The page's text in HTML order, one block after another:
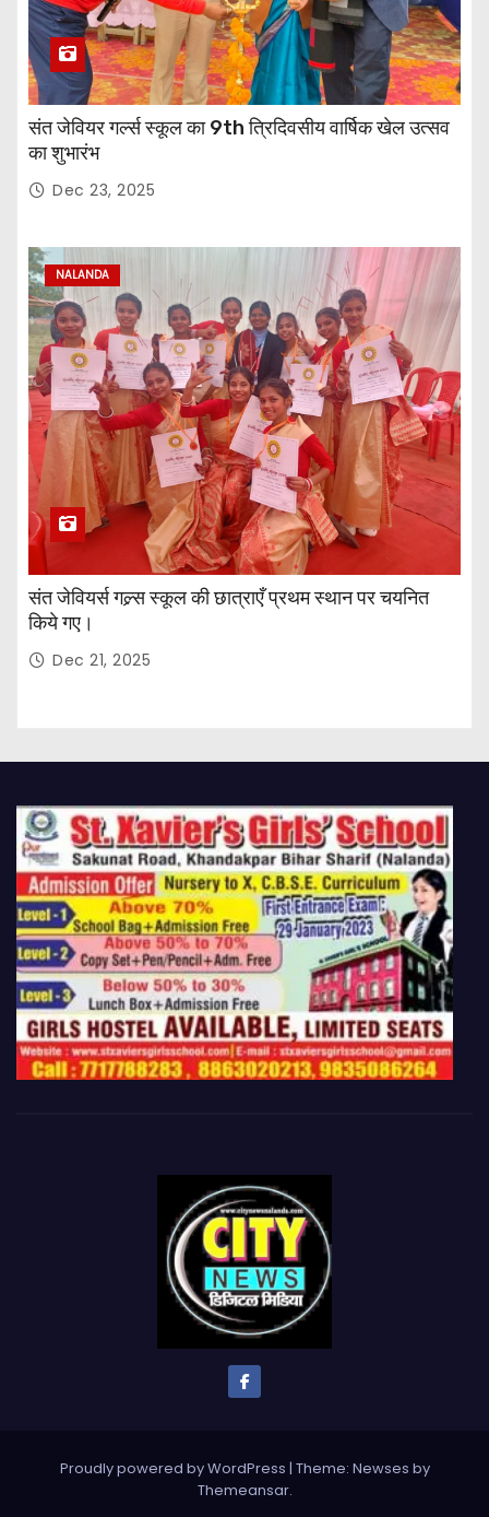
संत जेवियर गर्ल्स स्कूल का 9th त्रिदिवसीय वार्षिक खेल उत्सव
का शुभारंभ
Dec 23, 2025
NALANDA
संत जेवियर्स गल्र्स स्कूल की छात्र‌ाएँ प्रथम स्थान पर चयनित
किये गए।
Dec 21, 2025
Proudly powered by WordPress | Theme: Newses by
Themeansar.